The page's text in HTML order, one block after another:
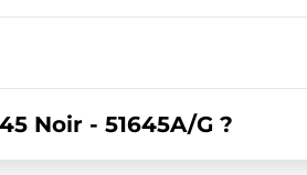
Noir - 51645A/G ?